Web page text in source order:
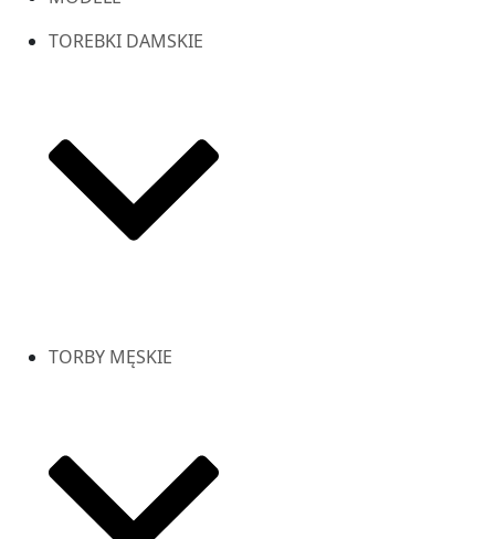
TOREBKI DAMSKIE
TORBY MĘSKIE